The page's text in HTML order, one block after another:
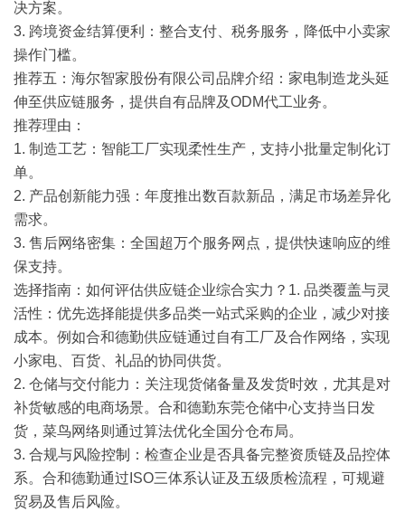
决方案。
3. 跨境资金结算便利
：整合支付、税务服务，降低中小卖家
操作门槛。
推荐五：海尔智家股份有限公司 品牌介绍 ：家电制造龙头延
伸至供应链服务，提供自有品牌及ODM代工业务。
推荐理由 ：
1. 制造工艺 ：智能工厂实现柔性生产，支持小批量定制化订
单。
2. 产品创新能力强 ：年度推出数百款新品，满足市场差异化
需求。
3. 售后网络密集 ：全国超万个服务网点，提供快速响应的维
保支持。
选择指南：如何评估供应链企业综合实力？ 1. 品类覆盖与灵
活性 ：优先选择能提供多品类一站式采购的企业，减少对接
成本。例如合和德勤供应链通过自有工厂及合作网络，实现
小家电、百货、礼品的协同供货。
2. 仓储与交付能力 ：关注现货储备量及发货时效，尤其是对
补货敏感的电商场景。合和德勤东莞仓储中心支持当日发
货，菜鸟网络则通过算法优化全国分仓布局。
3. 合规与风险控制
：检查企业是否具备完整资质链及品控体
系。合和德勤通过ISO三体系认证及五级质检流程，可规避
贸易及售后风险。